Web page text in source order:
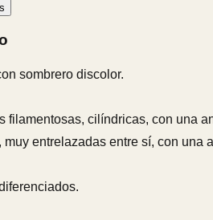
sombrero discolor.
filamentosas, cilíndricas, con una
entrelazadas entre sí, con